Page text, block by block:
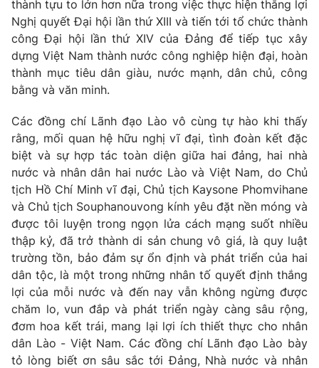
Nguyễn Trọng Ninh
Tổng đài VTV:024.38 355 931 - 024.38 355 932
Ðiện thoại Thời báo VTV: 024.66 897 897
Email:
toasoan@vtv.vn
Liên hệ quảng cáo:
® Cấm sao chép dưới mọi hình thức nếu không có sự chấp
thuận bằng văn bản. Ghi rõ nguồn VTV.vn khi phát hành lại
thông tin từ website này.
thành tựu to lớn hơn nữa trong việc thực hiện thắng lợi
Nghị quyết Đại hội lần thứ XIII và tiến tới tổ chức thành
công Đại hội lần thứ XIV của Đảng để tiếp tục xây
dựng Việt Nam thành nước công nghiệp hiện đại, hoàn
thành mục tiêu dân giàu, nước mạnh, dân chủ, công
bằng và văn minh.
Các đồng chí Lãnh đạo Lào vô cùng tự hào khi thấy
rằng, mối quan hệ hữu nghị vĩ đại, tình đoàn kết đặc
biệt và sự hợp tác toàn diện giữa hai đảng, hai nhà
nước và nhân dân hai nước Lào và Việt Nam, do Chủ
tịch Hồ Chí Minh vĩ đại, Chủ tịch Kaysone Phomvihane
và Chủ tịch Souphanouvong kính yêu đặt nền móng và
được tôi luyện trong ngọn lửa cách mạng suốt nhiều
thập kỷ, đã trở thành di sản chung vô giá, là quy luật
trường tồn, bảo đảm sự ổn định và phát triển của hai
dân tộc, là một trong những nhân tố quyết định thắng
lợi của mỗi nước và đến nay vẫn không ngừng được
chăm lo, vun đắp và phát triển ngày càng sâu rộng,
đơm hoa kết trái, mang lại lợi ích thiết thực cho nhân
dân Lào - Việt Nam. Các đồng chí Lãnh đạo Lào bày
tỏ lòng biết ơn sâu sắc tới Đảng, Nhà nước và nhân